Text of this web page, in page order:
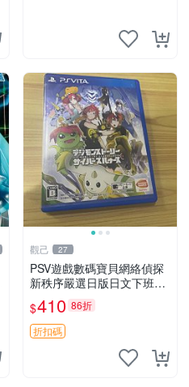
觀己 27
PSV遊戲數碼寶貝網絡偵探
新秩序嚴選日版日文下班後
發貨 網絡偵探 日版 美品
$410 86折
折扣碼